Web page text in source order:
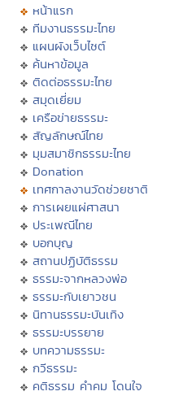
หน้าแรก
ทีมงานธรรมะไทย
แผนผังเว็บไซต์
ค้นหาข้อมูล
ติดต่อธรรมะไทย
สมุดเยี่ยม
เครือข่ายธรรมะ
สัญลักษณ์ไทย
มุมสมาชิกธรรมะไทย
Donation
เทศกาลงานวัดช่วยชาติ
การเผยแผ่ศาสนา
ประเพณีไทย
บอกบุญ
สถานปฏิบัติธรรม
ธรรมะจากหลวงพ่อ
ธรรมะกับเยาวชน
นิทานธรรมะบันเทิง
ธรรมะบรรยาย
บทความธรรมะ
กวีธรรมะ
คติธรรม คำคม โดนใจ